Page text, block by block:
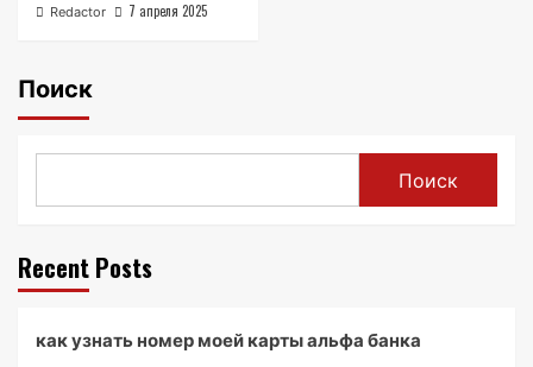
Redactor 7 апреля 2025
Поиск
Поиск
Recent Posts
как узнать номер моей карты альфа банка